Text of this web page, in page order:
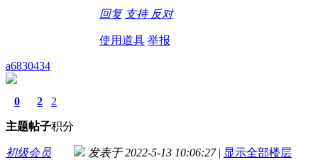
回复 支持 反对
使用道具 举报
a6830434
0
主题
2
帖子
2
积分
初级会员 发表于 2022-5-13 10:06:27 | 显示全部楼层